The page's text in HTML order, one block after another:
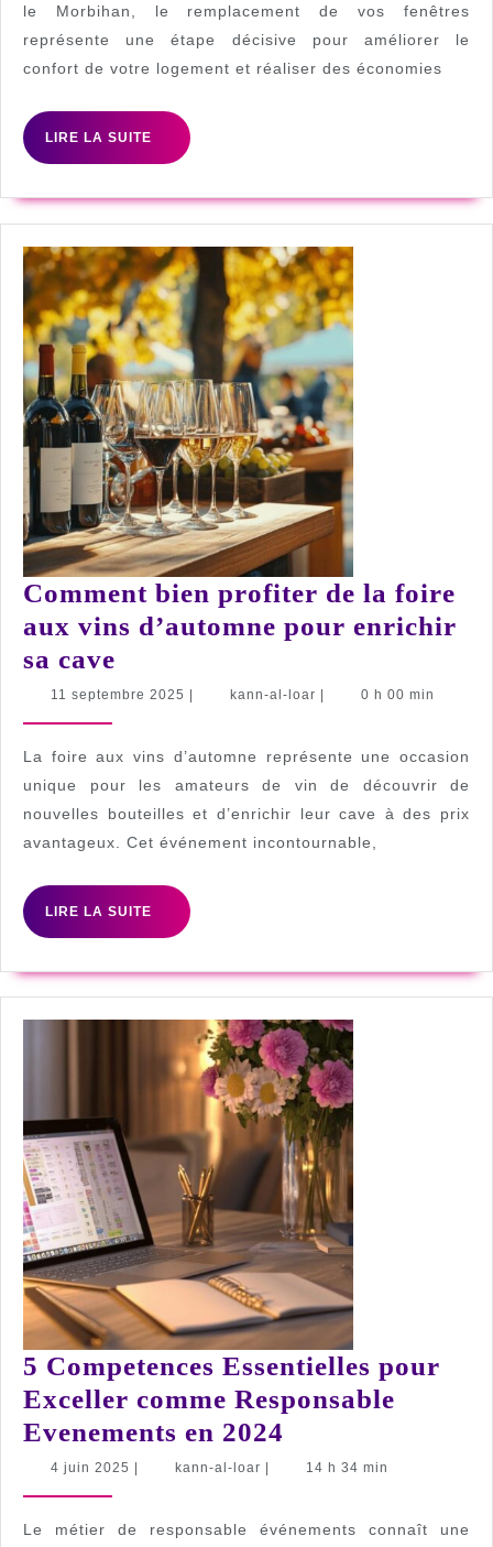
de
fenêtres
à
projet
de
rénovation
?
le Morbihan, le remplacement de vos fenêtres
représente une étape décisive pour améliorer le
confort de votre logement et réaliser des économies
LIRE LA SUITE
LIRE
LA
Comment bien profiter de la foire
aux vins d’automne pour enrichir
sa cave
bien
de
la
foire
aux
vins
d’automne
enrichir
sa
cave
11 septembre 2025 11| kann-al-loar kann-
| 0 h 00 min
La foire aux vins d’automne représente une occasion
unique pour les amateurs de vin de découvrir de
nouvelles bouteilles et d’enrichir leur cave à des prix
avantageux. Cet événement incontournable,
LIRE LA SUITE
LIRE
LA
5 Competences Essentielles pour
Exceller comme Responsable
Evenements en 2024
Competences
pour
4 juin 2025 4
kann-al-loar kann-
14 h 34 min
Le métier de responsable événements connaît une